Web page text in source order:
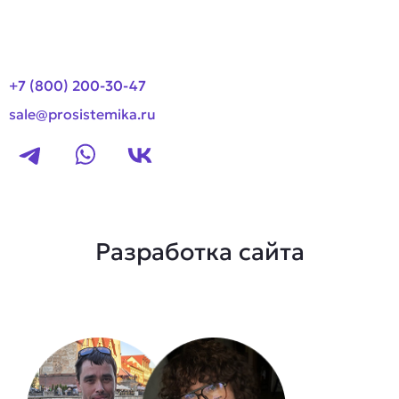
+7 (800) 200-30-47
sale@prosistemika.ru
Разработка сайта